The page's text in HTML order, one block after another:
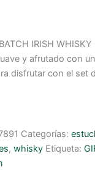
IRISH
y afrutado con
disfrutar con el set
Categorías:
, whisky Etiqueta: